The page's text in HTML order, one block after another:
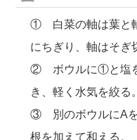
① 白菜の軸は葉と
にちぎり、軸はそぎ
② ボウルに①と塩を
き、軽く水気を絞る。
③ 別のボウルにA
根を加えて和える。